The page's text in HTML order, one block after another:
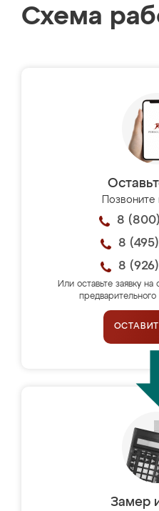
Схема
8
8
8
Или оставьте заявку на
Замер